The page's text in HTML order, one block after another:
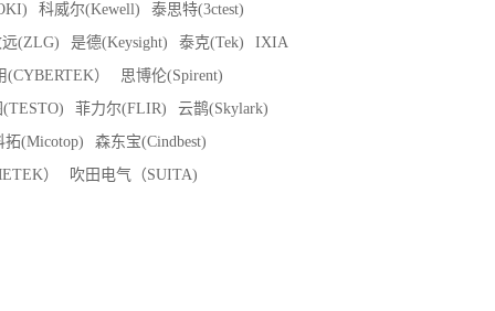
科威尔(Kewell)
泰思特(3ctest)
(ZLG)
是德(Keysight) 泰克(Tek)
IXIA
(CYBERTEK）
思博伦(Spirent)
菲力尔(FLIR)
云鹊(Skylark)
拓(Micotop)
森东宝(Cindbest)
）
吹田电气（SUITA)